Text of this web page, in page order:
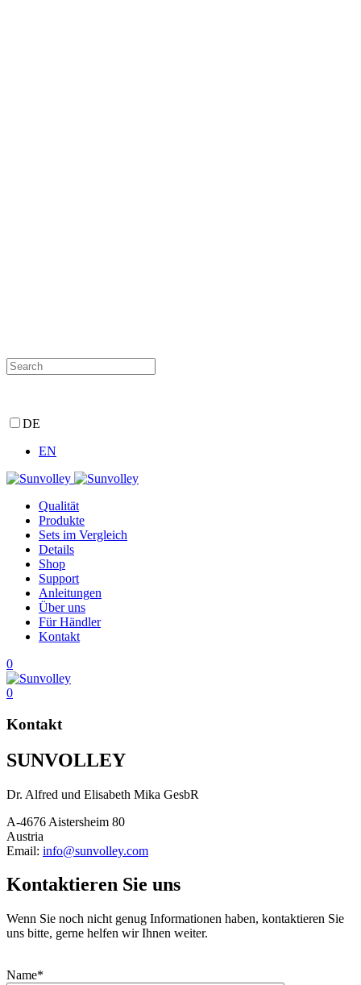
DE
EN
Qualität
Produkte
Sets im Vergleich
Details
Shop
Support
Anleitungen
Über uns
Für Händler
Kontakt
0
0
Kontakt
SUNVOLLEY
Dr. Alfred und Elisabeth Mika GesbR
A-4676 Aistersheim 80
Austria
Email: info@sunvolley.com
Kontaktieren Sie uns
Wenn Sie noch nicht genug Informationen haben, kontaktieren Sie
uns bitte, gerne helfen wir Ihnen weiter.
Name*